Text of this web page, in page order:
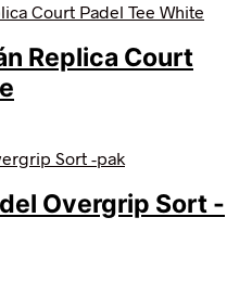
Replica Court
Overgrip Sort -